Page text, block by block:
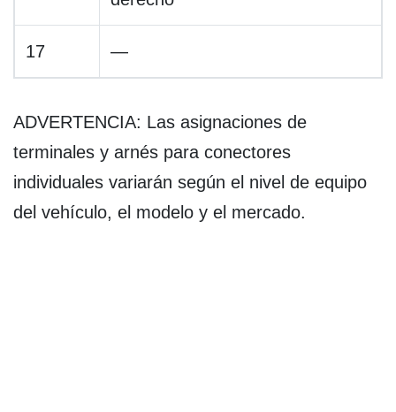
17 —
ADVERTENCIA: Las asignaciones de
terminales y arnés para conectores
individuales variarán según el nivel de equipo
del vehículo, el modelo y el mercado.